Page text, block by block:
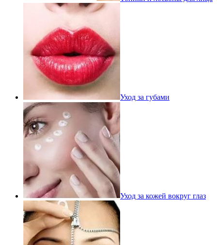
Уход за губами
Уход за кожей вокруг глаз